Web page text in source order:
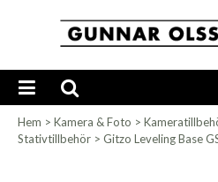
Hem > Kamera & Foto >
Stativtillbehör > Gitzo Leveling Base